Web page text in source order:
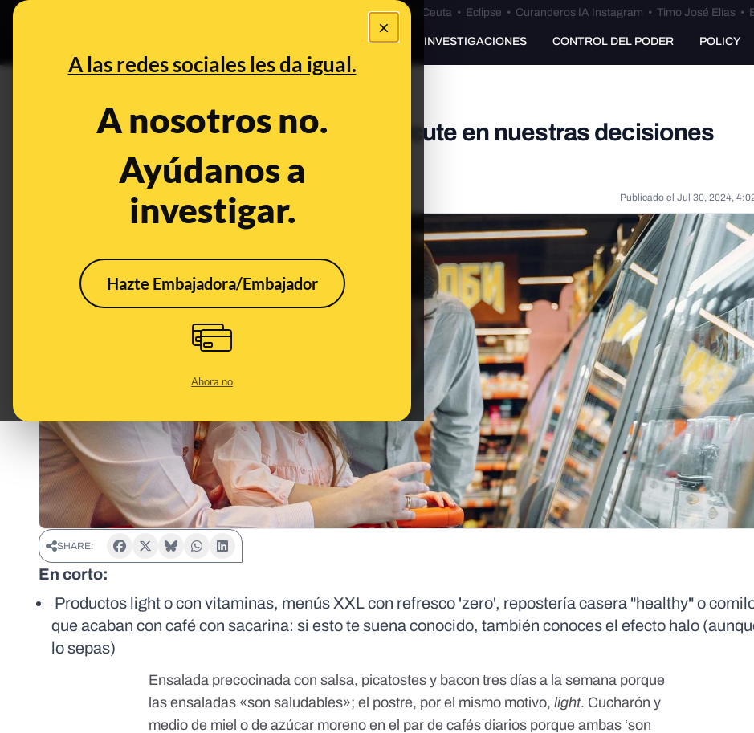
×
A las redes sociales les da igual.
A nosotros no.
Ayúdanos a
investigar.
Hazte Embajadora/Embajador
Ahora no
Especial Ceuta•Bulos Ceuta • Eclipse • Curanderos IA Instagram • Timo José Elías •
PREBUNKING INVESTIGACIONES CONTROL DEL PODER POLICY
Qué es el efecto halo y cómo repercute en nuestras decisiones
alimentarias
Publicado el Jul 30, 2024,
SHARE:
En corto:
Productos light o con vitaminas, menús XXL con refresco 'zero', repostería casera "healthy" o
que acaban con café con sacarina: si esto te suena conocido, también conoces el efecto halo
lo sepas)
Ensalada precocinada con salsa, picatostes y bacon tres días a la semana porque
las ensaladas «son saludables»; el postre, por el mismo motivo,light. Cucharón y
medio de miel o de azúcar moreno en el par de cafés diarios porque ambas ‘son